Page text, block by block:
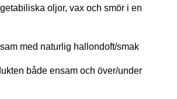
oljor, vax och smör i en
med naturlig hallondoft/smak
både ensam och över/under